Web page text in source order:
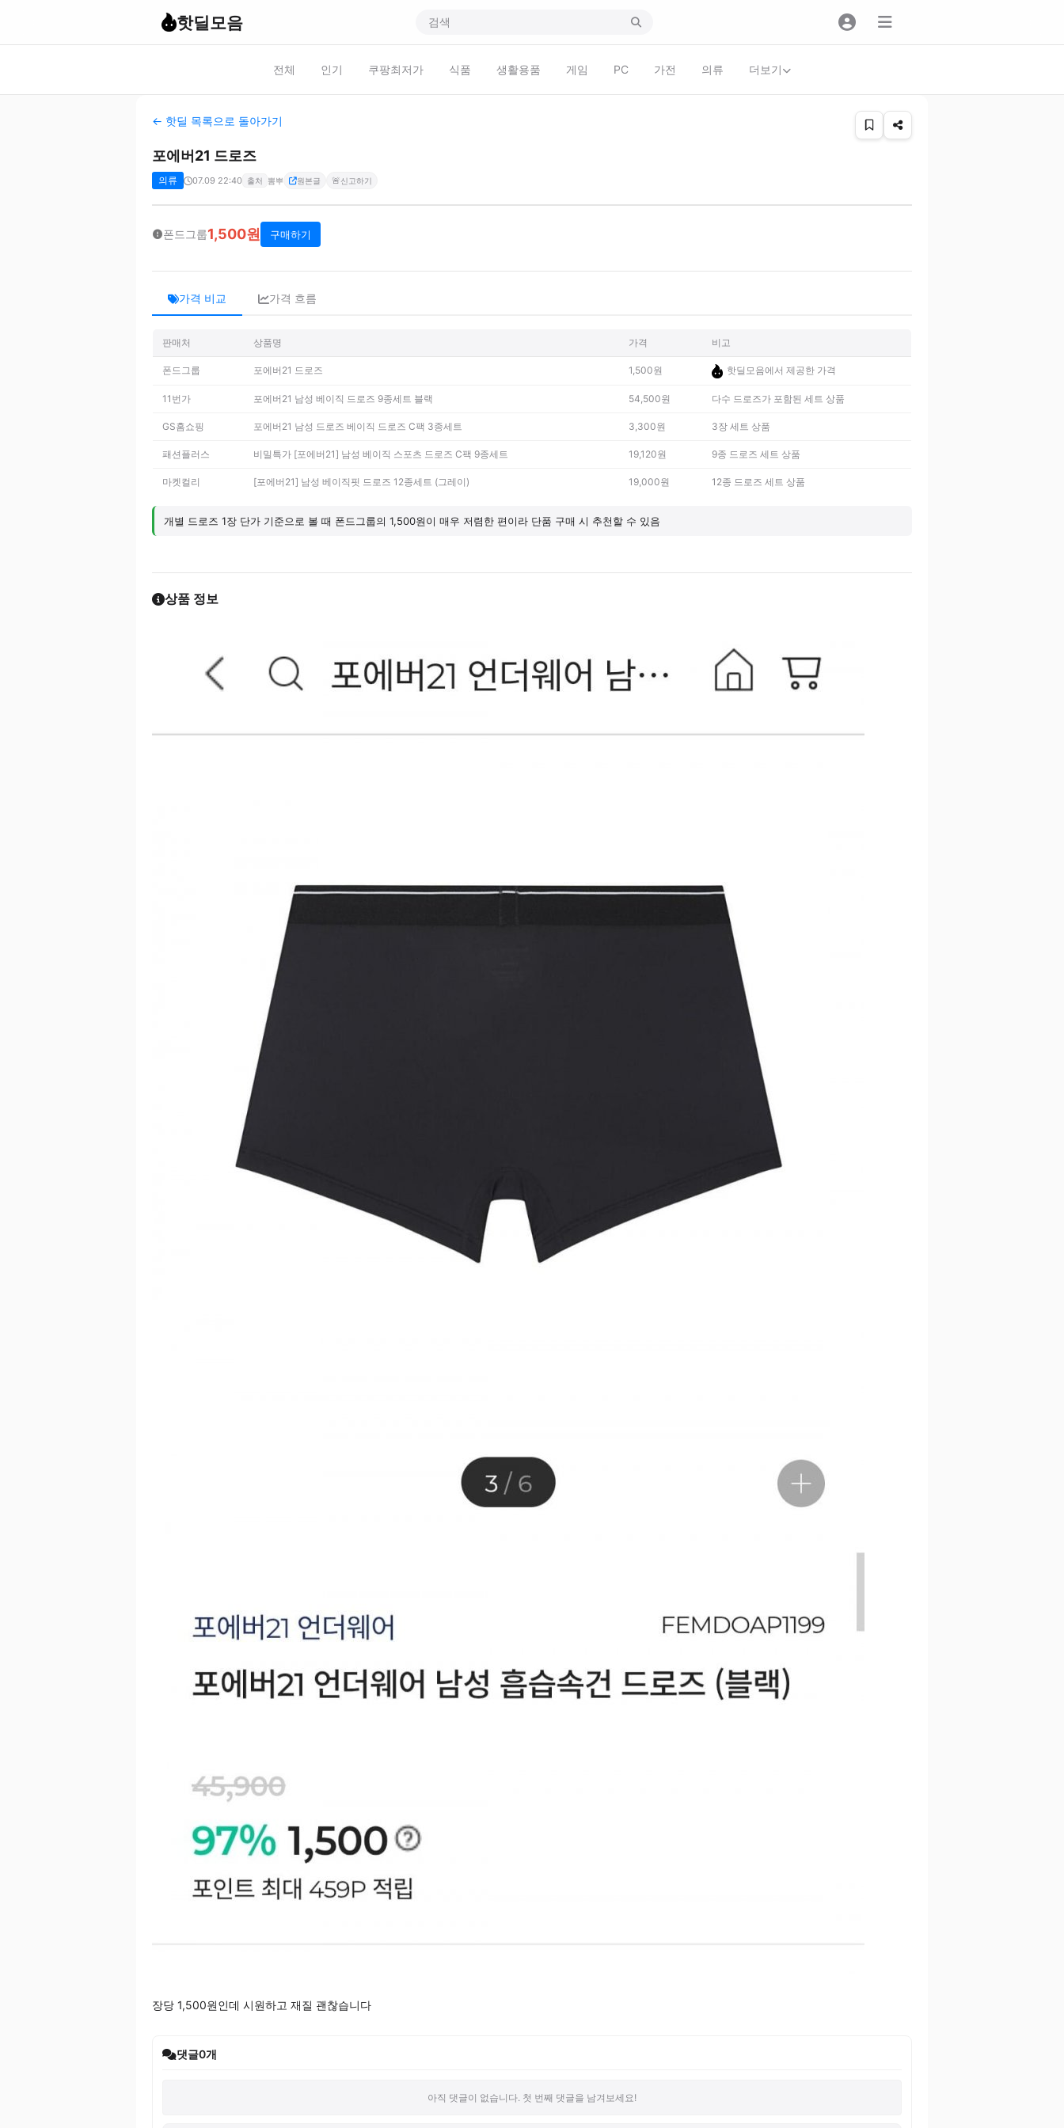
핫딜모음
전체 인기 쿠팡최저가 식품 생활용품 게임 PC 가전 의류 더보기
← 핫딜 목록으로 돌아가기
포에버21 드로즈
의류 07.09 22:40 출처 뽐뿌 원본글 🚨신고하기
폰드그룹1,500원 구매하기
가격 비교 가격 흐름
판매처 상품명 가격 비고
폰드그룹 포에버21 드로즈 1,500원 핫딜모음에서 제공한 가격
11번가 포에버21 남성 베이직 드로즈 9종세트 블랙 54,500원 다수 드로즈가 포함된 세트 상품
GS홈쇼핑 포에버21 남성 드로즈 베이직 드로즈 C팩 3종세트 3,300원 3장 세트 상품
패션플러스 비밀특가 [포에버21] 남성 베이직 스포츠 드로즈 C팩 9종세트 19,120원 9종 드로즈 세트 상품
마켓컬리 [포에버21] 남성 베이직핏 드로즈 12종세트 (그레이) 19,000원 12종 드로즈 세트 상품
개별 드로즈 1장 단가 기준으로 볼 때 폰드그룹의 1,500원이 매우 저렴한 편이라 단품 구매 시 추천할 수 있음
상품 정보
장당 1,500원인데 시원하고 재질 괜찮습니다
댓글0개
아직 댓글이 없습니다. 첫 번째 댓글을 남겨보세요!